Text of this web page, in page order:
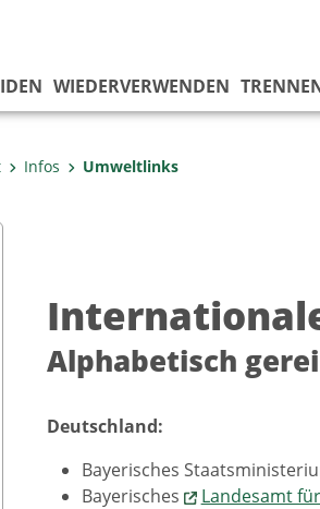
WIEDERVERWENDEN
Infos Umweltlinks
Alphabetisch
Deutschland:
Bayerisches
Bayerisches
Landesamt